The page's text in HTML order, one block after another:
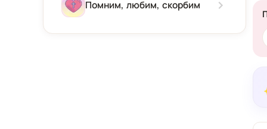
Помним, любим, скорбим